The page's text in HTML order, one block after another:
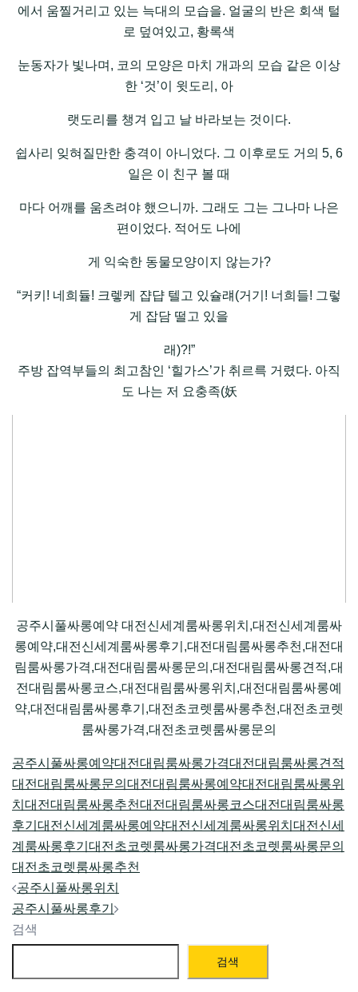
에서 움찔거리고 있는 늑대의 모습을. 얼굴의 반은 회색 털
로 덮여있고, 황록색
눈동자가 빛나며, 코의 모양은 마치 개과의 모습 같은 이상
한 ‘것’이 윗도리, 아
랫도리를 챙겨 입고 날 바라보는 것이다.
쉽사리 잊혀질만한 충격이 아니었다. 그 이후로도 거의 5, 6
일은 이 친구 볼 때
마다 어깨를 움츠려야 했으니까. 그래도 그는 그나마 나은
편이었다. 적어도 나에
게 익숙한 동물모양이지 않는가?
“커키! 네희듈! 크렣케 쟙댭 텔고 있슐럐(거기! 너희들! 그렇
게 잡담 떨고 있을
래)?!”
주방 잡역부들의 최고참인 ‘힐가스’가 취르륵 거렸다. 아직
도 나는 저 요충족(妖
공주시풀싸롱예약 대전신세계룸싸롱위치,대전신세계룸싸
롱예약,대전신세계룸싸롱후기,대전대림룸싸롱추천,대전대
림룸싸롱가격,대전대림룸싸롱문의,대전대림룸싸롱견적,대
전대림룸싸롱코스,대전대림룸싸롱위치,대전대림룸싸롱예
약,대전대림룸싸롱후기,대전초코렛룸싸롱추천,대전초코렛
룸싸롱가격,대전초코렛룸싸롱문의
공주시풀싸롱예약대전대림룸싸롱가격대전대림룸싸롱견적
대전대림룸싸롱문의 대전대림룸싸롱예약대전대림룸싸롱위
치 대전대림룸싸롱추천대전대림룸싸롱코스대전대림룸싸롱
후기 대전신세계룸싸롱예약대전신세계룸싸롱위치 대전신세
계룸싸롱후기 대전초코렛룸싸롱가격대전초코렛룸싸롱문의
대전초코렛룸싸롱추천
Post
navigation
공주시풀싸롱위치
공주시풀싸롱후기
검색
검색